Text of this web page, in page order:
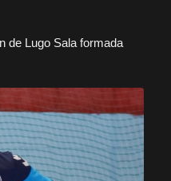
de Lugo Sala formada